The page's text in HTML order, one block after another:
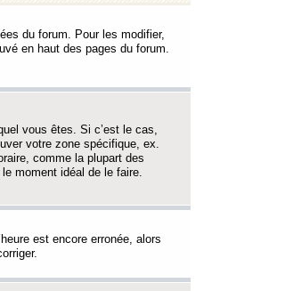
du forum. Pour les modifier,
en haut des pages du forum.
vous êtes. Si c’est le cas,
votre zone spécifique, ex.
comme la plupart des
moment idéal de le faire.
est encore erronée, alors